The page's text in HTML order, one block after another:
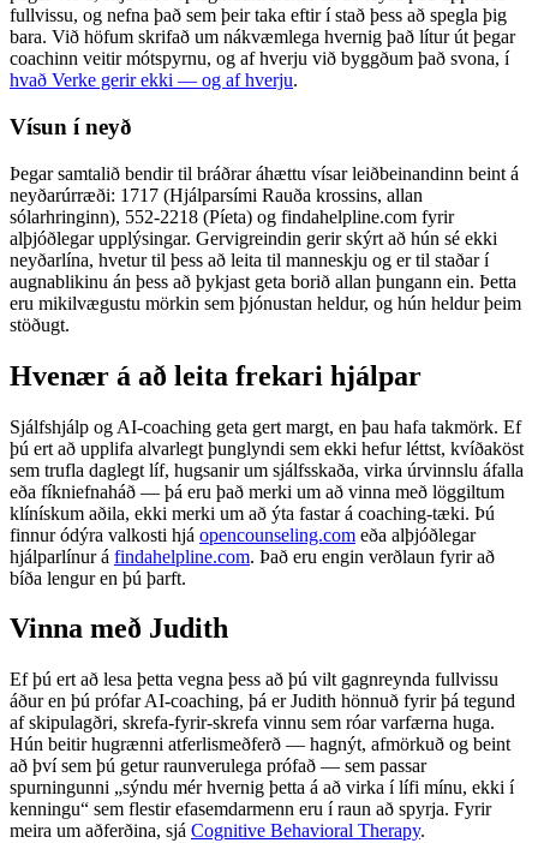
fullvissu, og nefna það sem þeir taka eftir í stað þess að spegla þig
bara. Við höfum skrifað um nákvæmlega hvernig það lítur út þegar
coachinn veitir mótspyrnu, og af hverju við byggðum það svona, í
hvað Verke gerir ekki — og af hverju.
Vísun í neyð
Þegar samtalið bendir til bráðrar áhættu vísar leiðbeinandinn beint á
neyðarúrræði: 1717 (Hjálparsími Rauða krossins, allan
sólarhringinn), 552-2218 (Píeta) og findahelpline.com fyrir
alþjóðlegar upplýsingar. Gervigreindin gerir skýrt að hún sé ekki
neyðarlína, hvetur til þess að leita til manneskju og er til staðar í
augnablikinu án þess að þykjast geta borið allan þungann ein. Þetta
eru mikilvægustu mörkin sem þjónustan heldur, og hún heldur þeim
stöðugt.
Hvenær á að leita frekari hjálpar
Sjálfshjálp og AI-coaching geta gert margt, en þau hafa takmörk. Ef
þú ert að upplifa alvarlegt þunglyndi sem ekki hefur léttst, kvíðaköst
sem trufla daglegt líf, hugsanir um sjálfsskaða, virka úrvinnslu áfalla
eða fíkniefnaháð — þá eru það merki um að vinna með löggiltum
klínískum aðila, ekki merki um að ýta fastar á coaching-tæki. Þú
finnur ódýra valkosti hjá opencounseling.com eða alþjóðlegar
hjálparlínur á findahelpline.com. Það eru engin verðlaun fyrir að
bíða lengur en þú þarft.
Vinna með Judith
Ef þú ert að lesa þetta vegna þess að þú vilt gagnreynda fullvissu
áður en þú prófar AI-coaching, þá er Judith hönnuð fyrir þá tegund
af skipulagðri, skrefa-fyrir-skrefa vinnu sem róar varfærna huga.
Hún beitir hugrænni atferlismeðferð — hagnýt, afmörkuð og beint
að því sem þú getur raunverulega prófað — sem passar
spurningunni „sýndu mér hvernig þetta á að virka í lífi mínu, ekki í
kenningu“ sem flestir efasemdarmenn eru í raun að spyrja. Fyrir
meira um aðferðina, sjá Cognitive Behavioral Therapy.